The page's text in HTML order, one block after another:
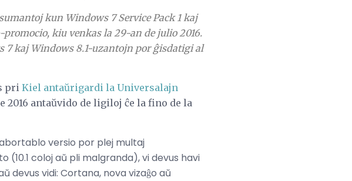
kun Windows 7 Service Pack 1 kaj
kiu venkas la 29-an de julio 2016.
kaj Windows 8.1-uzantojn por ĝisdatigi al
pri Kiel antaŭrigardi la Universalajn
2016 antaŭvido de ligiloj ĉe la fino de la
versio por plej multaj
coloj aŭ pli malgranda), vi devus havi
devus vidi: Cortana, nova vizaĝo aŭ